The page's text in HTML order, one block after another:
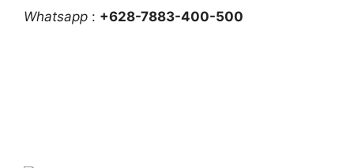
Whatsapp : +628-7883-400-500